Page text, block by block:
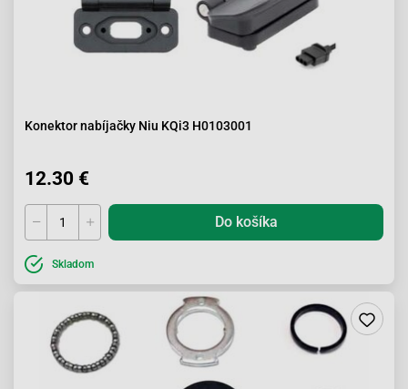
Konektor nabíjačky Niu KQi3 H0103001
12.30 €
Do košíka
Skladom